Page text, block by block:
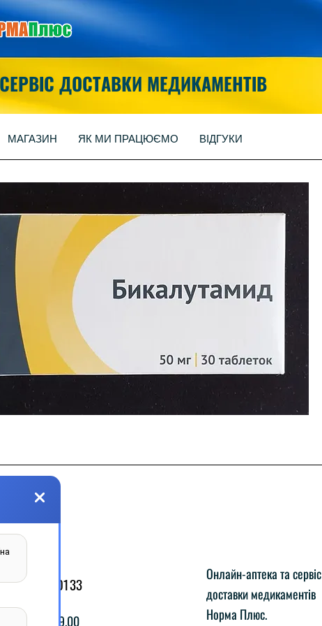
ДОСТАВКИ МЕДИКАМЕНТІВ
МАГАЗИН ЯК МИ ПРАЦЮЄМО ВІДГУКИ
077 033 0133
Пн-Пт: 9.00-19.00
Онлайн-аптека та сервіс
доставки медикаментів
Норма Плюс.